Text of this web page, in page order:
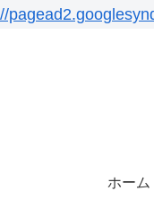
//
ホーム